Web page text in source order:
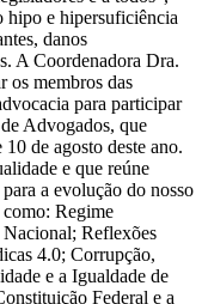
hipo e hipersuficiência
danos
A Coordenadora Dra.
os membros das
para participar
Advogados, que
de agosto deste ano.
e que reúne
a evolução do nosso
como: Regime
Reflexões
4.0; Corrupção,
e a Igualdade de
Federal e a